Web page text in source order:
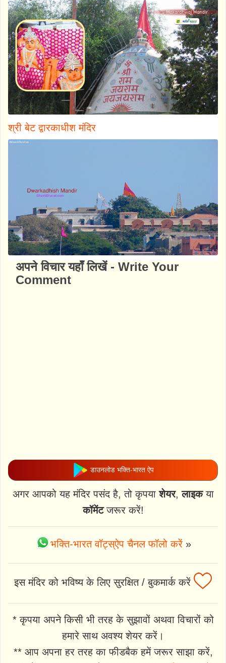
श्री बेट द्वारकाधीश मंदिर
अपने विचार यहाँ लिखें - Write Your
Comment
डाउनलोड भक्ति-भारत ऐप
अगर आपको यह मंदिर पसंद है, तो कृपयाशेयर,लाइकया
कॉमेंटजरूर करें!
भक्ति-भारत वॉट्स्ऐप चैनल फॉलो करें»
इस मंदिर को भविष्य के लिए सुरक्षित / बुकमार्क करें
* कृपया अपने किसी भी तरह के सुझावों अथवा विचारों को
हमारे साथ अवश्य शेयर करें।
** आप अपना हर तरह का फीडबैक हमें जरूर साझा करें,